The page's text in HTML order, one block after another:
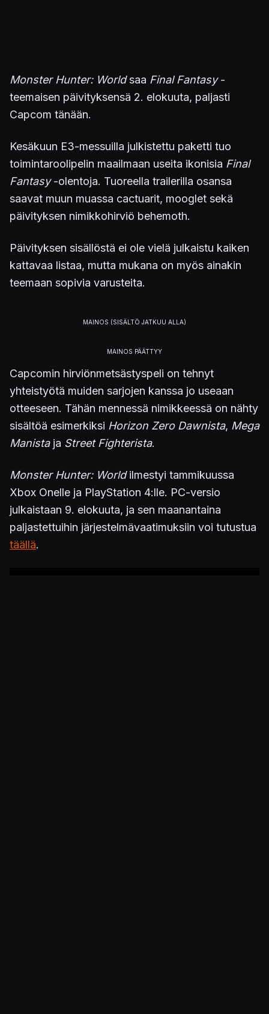
Monster Hunter: Worldsaa Final Fantasy-
teemaisen päivityksensä 2. elokuuta, paljasti
Capcom tänään.
Kesäkuun E3-messuilla julkistettu paketti tuo
toimintaroolipelin maailmaan useita ikonisia Final
Fantasy-olentoja. Tuoreella trailerilla osansa
saavat muun muassa cactuarit, mooglet sekä
päivityksen nimikkohirviö behemoth.
Päivityksen sisällöstä ei ole vielä julkaistu kaiken
kattavaa listaa, mutta mukana on myös ainakin
teemaan sopivia varusteita.
Capcomin hirviönmetsästyspeli on tehnyt
yhteistyötä muiden sarjojen kanssa jo useaan
otteeseen. Tähän mennessä nimikkeessä on nähty
sisältöä esimerkiksi Horizon Zero Dawnista, Mega
Manistaja Street Fighterista.
Monster Hunter: Worldilmestyi tammikuussa
Xbox Onelle ja PlayStation 4:lle. PC-versio
julkaistaan 9. elokuuta, ja sen maanantaina
paljastettuihin järjestelmävaatimuksiin voi tutustua
täällä.